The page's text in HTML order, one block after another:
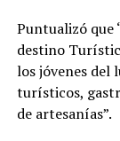
Puntualizó que
destino
los jóvenes del
turísticos,
de artesanías”.